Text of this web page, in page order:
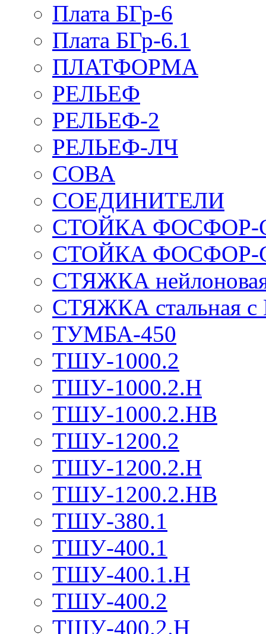
Плата БГр-6
Плата БГр-6.1
ПЛАТФОРМА
РЕЛЬЕФ
РЕЛЬЕФ-2
РЕЛЬЕФ-ЛЧ
СОВА
СОЕДИНИТЕЛИ
СТОЙКА ФОСФОР-
СТОЙКА ФОСФОР-
СТЯЖКА нейлоновая
СТЯЖКА стальная
ТУМБА-450
ТШУ-1000.2
ТШУ-1000.2.Н
ТШУ-1000.2.НВ
ТШУ-1200.2
ТШУ-1200.2.Н
ТШУ-1200.2.НВ
ТШУ-380.1
ТШУ-400.1
ТШУ-400.1.Н
ТШУ-400.2
ТШУ-400.2.Н